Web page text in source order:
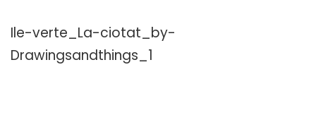
Ile-verte_La-ciotat_by-
Drawingsandthings_1